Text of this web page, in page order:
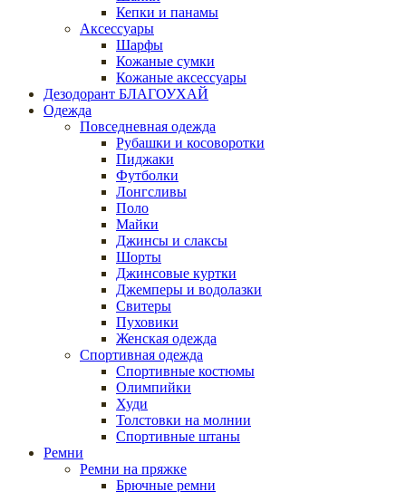
Кепки и панамы
Аксессуары
Шарфы
Кожаные сумки
Кожаные аксессуары
Дезодорант БЛАГОУХАЙ
Одежда
Повседневная одежда
Рубашки и косоворотки
Пиджаки
Футболки
Лонгсливы
Поло
Майки
Джинсы и слаксы
Шорты
Джинсовые куртки
Джемперы и водолазки
Свитеры
Пуховики
Женская одежда
Спортивная одежда
Спортивные костюмы
Олимпийки
Худи
Толстовки на молнии
Спортивные штаны
Ремни
Ремни на пряжке
Брючные ремни